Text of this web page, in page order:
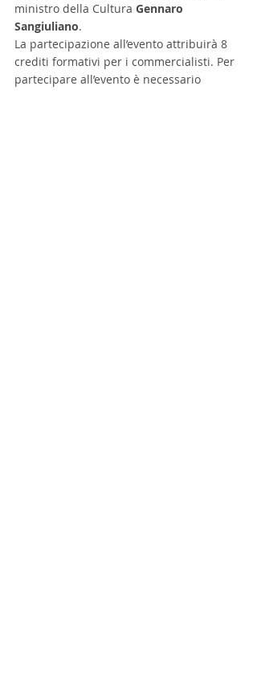
ministro della Cultura Gennaro
Sangiuliano.
La partecipazione all’evento attribuirà 8
crediti formativi per i commercialisti. Per
partecipare all’evento è necessario